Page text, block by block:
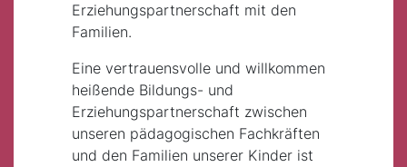
Erziehungspartnerschaft mit den
Familien.
Eine vertrauensvolle und willkommen
heißende Bildungs- und
Erziehungspartnerschaft zwischen
unseren pädagogischen Fachkräften
und den Familien unserer Kinder ist